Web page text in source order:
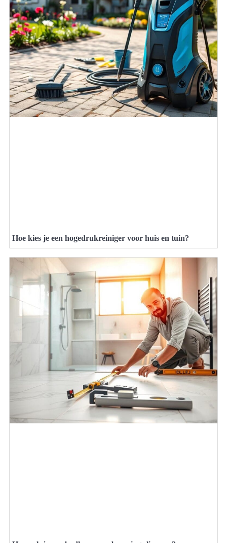
Hoe kies je een hogedrukreiniger voor huis en tuin?